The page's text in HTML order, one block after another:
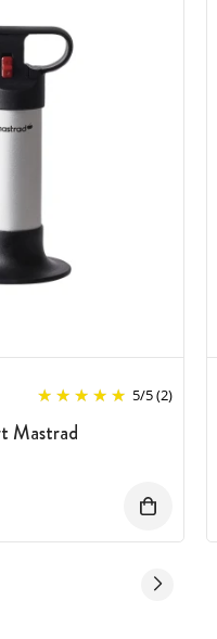
5/5(2)
Mastrad